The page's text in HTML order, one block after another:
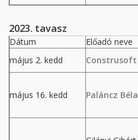
2023. tavasz
Dátum Előadó neve
május 2. kedd
Construsoft
május 16. kedd Paláncz Béla